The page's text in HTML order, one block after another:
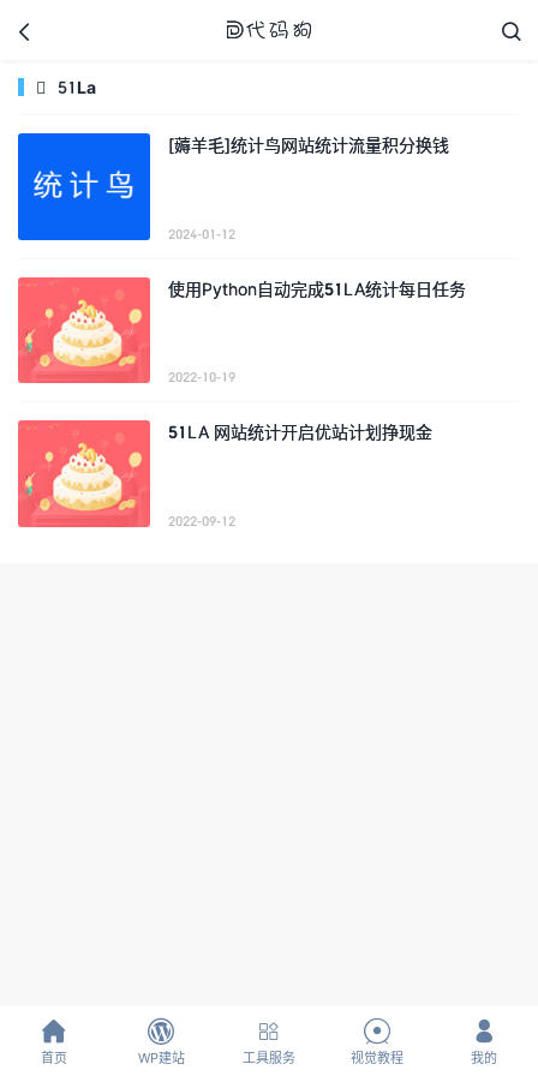

 
 51La
[薅羊毛]统计鸟网站统计流量积分换钱
2024-01-12
使用Python自动完成51LA统计每日任务
2022-10-19
51LA 网站统计开启优站计划挣现金
2022-09-12

首页

WP建站

工具服务

视觉教程

我的